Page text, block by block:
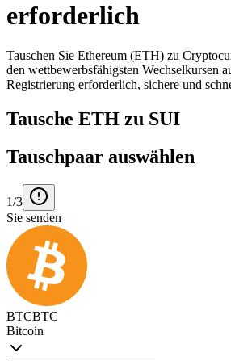
erforderlich
Tauschen Sie Ethereum (ETH) zu
den wettbewerbsfähigsten Wechselkursen
Registrierung erforderlich, sichere und
Tausche ETH zu SUI
Tauschpaar auswählen
1/3
Sie senden
BTCBTC
Bitcoin